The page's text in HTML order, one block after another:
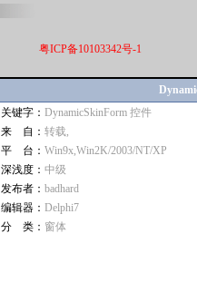
粤ICP备10103342号-1
关键字： DynamicSkinForm 控件
来 自： 转载,
平 台： Win9x,Win2K/2003/NT/XP
深浅度： 中级
发布者： badhard
编辑器： Delphi7
分 类： 窗体